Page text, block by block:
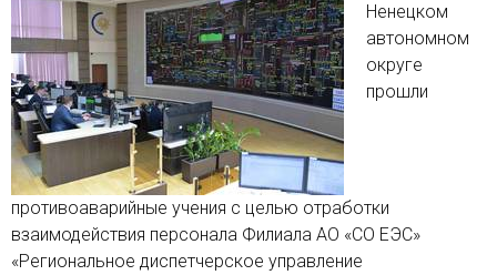
Ненецком
автономном
округе
прошли
противоаварийные учения с целью отработки
взаимодействия персонала Филиала АО «СО ЕЭС»
«Региональное диспетчерское управление